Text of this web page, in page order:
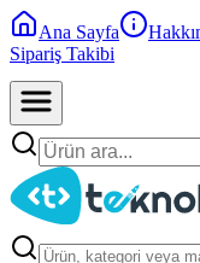
Ana Sayfa
Sipariş Takibi